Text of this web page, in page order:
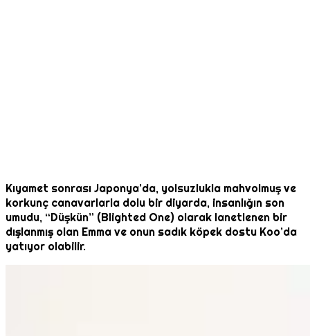
Kıyamet sonrası Japonya’da, yolsuzlukla mahvolmuş ve
korkunç canavarlarla dolu bir diyarda, insanlığın son
umudu, “Düşkün” (Blighted One) olarak lanetlenen bir
dışlanmış olan Emma ve onun sadık köpek dostu Koo’da
yatıyor olabilir.